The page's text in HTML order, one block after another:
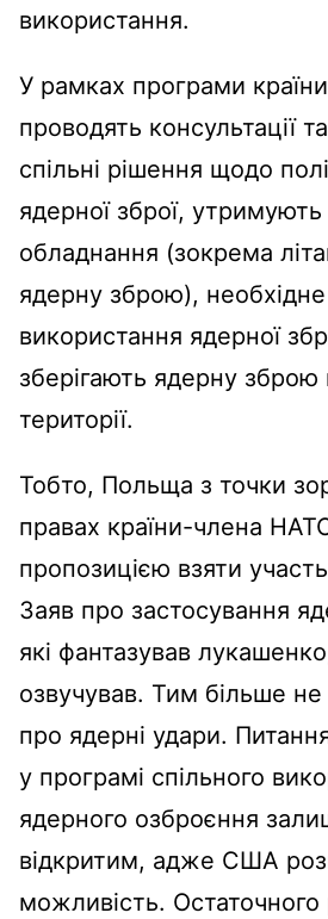
використання.
У рамках програми
проводять консультації
спільні рішення щодо
ядерної зброї, утримують
обладнання (зокрема
ядерну зброю),
використання ядерної
зберігають ядерну зброю
території.
Тобто, Польща з точки
правах країни-члена
пропозицією взяти
Заяв про застосування
які фантазував
озвучував. Тим більше
про ядерні удари.
у програмі спільного
ядерного озброєння
відкритим, адже США
можливість.